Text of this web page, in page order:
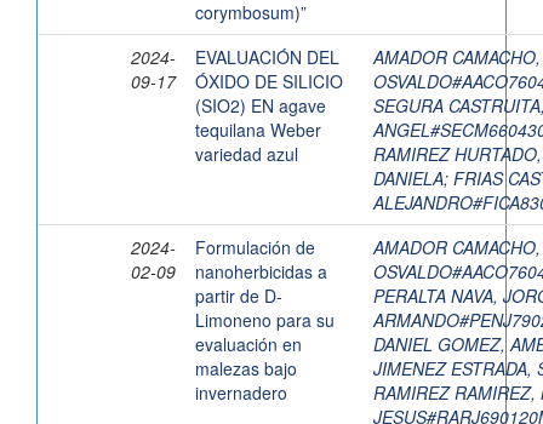
corymbosum)”
2024-
09-17
EVALUACIÓN DEL
ÓXIDO DE SILICIO
(SIO2) EN agave
tequilana Weber
variedad azul
AMADOR CAMACHO,
SEGURA
RAMIREZ
DANIELA; FRIAS
2024-
02-09
Formulación de
nanoherbicidas a
partir de D-
Limoneno para su
evaluación en
malezas bajo
invernadero
AMADOR CAMACHO,
PERALTA NAVA,
DANIEL GOMEZ,
JIMENEZ ESTRADA,
RAMIREZ RAMIREZ,